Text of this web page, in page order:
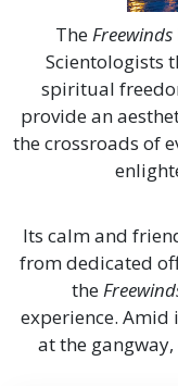
TheFreewinds
Scientologists
spiritual
provide an
the crossroads of
Its calm and
from dedicated
the
experience. Amid
at the